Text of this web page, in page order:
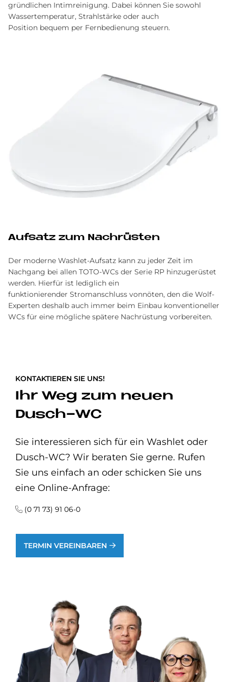
gründlichen Intimreinigung. Dabei können Sie sowohl
Wassertemperatur, Strahlstärke oder auch
Position bequem per Fernbedienung steuern.
Auf­satz zum Nach­rü­sten
Der moderne Washlet-Aufsatz kann zu jeder Zeit im
Nachgang bei allen TOTO-WCs der Serie RP hinzugerüstet
werden. Hierfür ist lediglich ein
funktionierender Stromanschluss vonnöten, den die Wolf-
Experten deshalb auch immer beim Einbau konventioneller
WCs für eine mögliche spätere Nachrüstung vorbereiten.
KONTAKTIEREN SIE UNS!
Ihr Weg zum neuen
Dusch-WC
Sie interessieren sich für ein Washlet oder
Dusch-WC? Wir beraten Sie gerne. Rufen
Sie uns einfach an oder schicken Sie uns
eine Online-Anfrage:
(0 71 73) 91 06-0
TERMIN VEREINBAREN